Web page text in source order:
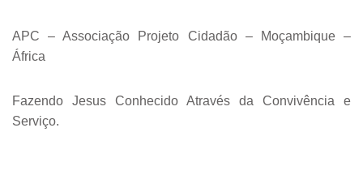
APC – Associação Projeto Cidadão – Moçambique –
África
Fazendo Jesus Conhecido Através da Convivência e
Serviço.